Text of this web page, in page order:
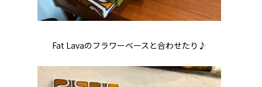
Fat Lavaのフラワーベースと合わせたり♪